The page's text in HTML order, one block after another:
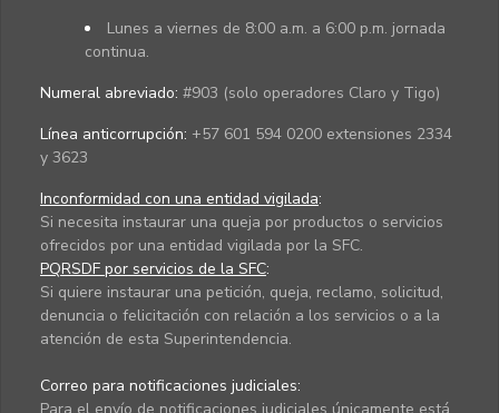
Lunes a viernes de 8:00 a.m. a 6:00 p.m. jornada
continua.
Numeral abreviado: #903 (solo operadores Claro y Tigo)
Línea anticorrupción: +57 601 594 0200 extensiones 2334
y 3623
Inconformidad con una entidad vigilada:
Si necesita instaurar una queja por productos o servicios
ofrecidos por una entidad vigilada por la SFC.
PQRSDF por servicios de la SFC:
Si quiere instaurar una petición, queja, reclamo, solicitud,
denuncia o felicitación con relación a los servicios o a la
atención de esta Superintendencia.
Correo para notificaciones judiciales: